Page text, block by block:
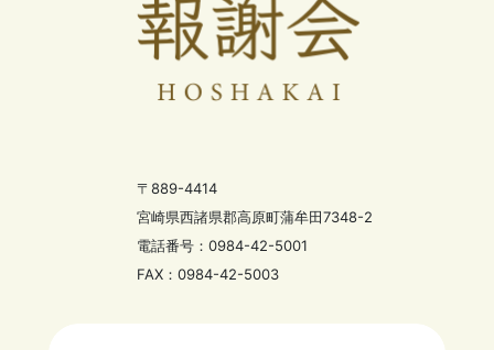
〒889-4414
宮崎県西諸県郡高原町蒲牟田7348-2
電話番号：0984-42-5001
FAX：0984-42-5003